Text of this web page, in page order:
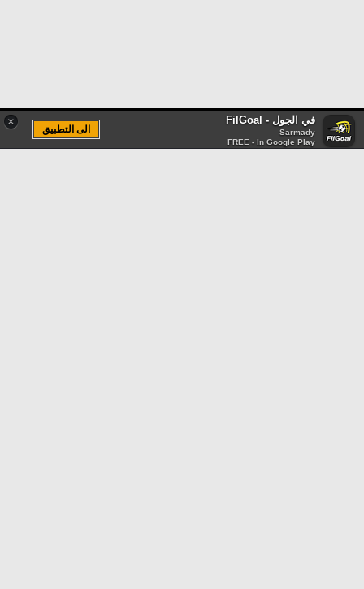
× في الجول - FilGoal
Sarmady
FREE - In Google Play
الى التطبيق